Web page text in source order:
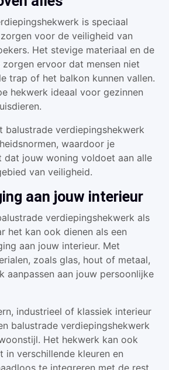
is speciaal
voor de veiligheid van
Het stevige materiaal en de
ervoor dat mensen niet
trap of het balkon kunnen vallen.
hekwerk ideaal voor gezinnen
balustrade verdiepingshekwerk
waardoor je
dat jouw woning voldoet aan alle
van veiligheid.
aan jouw interieur
verdiepingshekwerk als
het kan ook dienen als een
aan jouw interieur. Met
zoals glas, hout of metaal,
aanpassen aan jouw persoonlijke
industrieel of klassiek interieur
balustrade verdiepingshekwerk
Het hekwerk kan ook
in verschillende kleuren en
te integreren met de rest